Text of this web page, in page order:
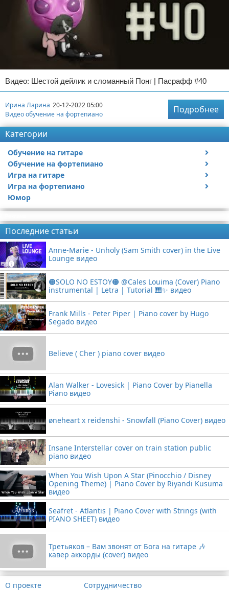
Видео: Шестой дейлик и сломанный Понг | Пасрафф #40
Ирина Ларина 20-12-2022 05:00
Видео обучение на фортепиано
Подробнее
Категории
Обучение на гитаре
Видео обучение на гитаре
Обучение на фортепиано
Видео обучение на фортепиано
Игра на гитаре
Видео с игрой на гитаре
Статьи про гитары
Игра на фортепиано
Видео с игрой на фортепиано
Юмор
Последние статьи
Anne-Marie - Unholy (Sam Smith cover) in the Live
Lounge видео
🟠SOLO NO ESTOY🟠 @Cales Louima (Cover) Piano
instrumental | Letra | Tutorial 🎹✨ видео
Frank Mills - Peter Piper | Piano cover by Hugo
Segado видео
Believe ( Cher ) piano cover видео
Alan Walker - Lovesick | Piano Cover by Pianella
Piano видео
øneheart x reidenshi - Snowfall (Piano Cover) видео
Insane Interstellar cover on train station public
piano видео
When You Wish Upon A Star (Pinocchio / Disney
Opening Theme) | Piano Cover by Riyandi Kusuma
видео
Seafret - Atlantis | Piano Cover with Strings (with
PIANO SHEET) видео
Третьяков – Вам звонят от Бога на гитаре 🎶
кавер аккорды (cover) видео
О проекте
Сотрудничество